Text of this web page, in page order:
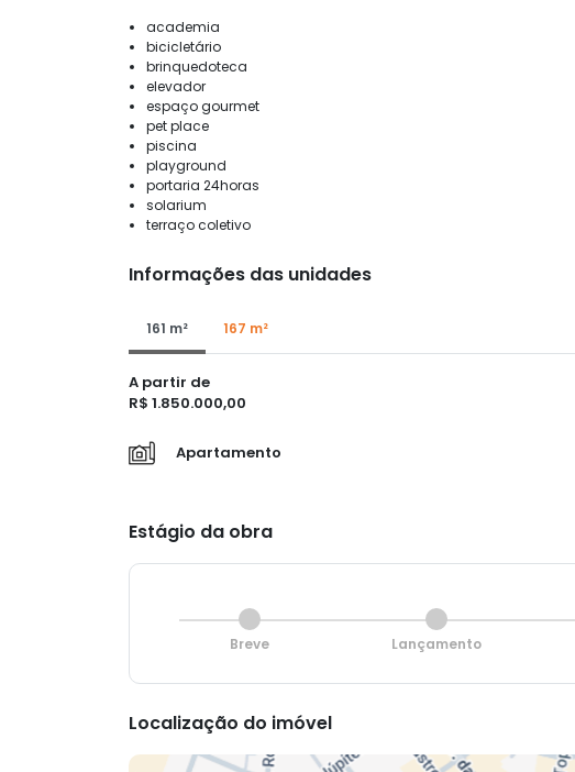
academia
bicicletário
brinquedoteca
elevador
espaço gourmet
pet place
piscina
playground
portaria 24horas
solarium
terraço coletivo
Informações das unidades
161 m² 167 m²
A partir de
R$ 1.850.000,00
Apartamento
Estágio da obra
Breve Lançamento
Localização do imóvel